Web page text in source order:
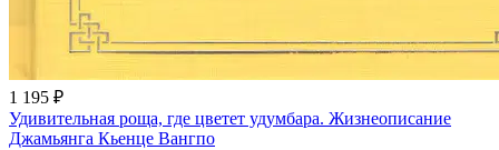
1 195 ₽
Удивительная роща, где цветет удумбара. Жизнеописание
Джамьянга Кьенце Вангпо